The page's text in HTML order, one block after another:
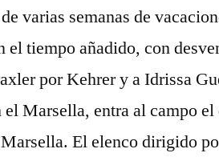
varias semanas de
tiempo añadido, con
por Kehrer y a Idrissa
Marsella, entra al campo
El elenco dirigido